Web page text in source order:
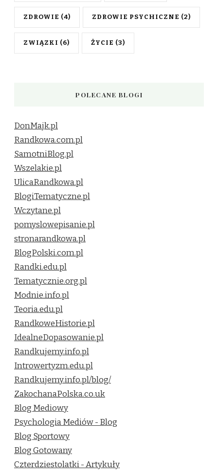
ZDROWIE (4) ZDROWIE PSYCHICZNE (2)
ZWIĄZKI (6) ŻYCIE (3)
POLECANE BLOGI
DonMajk.pl
Randkowa.com.pl
SamotniBlog.pl
Wszelakie.pl
UlicaRandkowa.pl
BlogiTematyczne.pl
Wczytane.pl
pomyslowepisanie.pl
stronarandkowa.pl
BlogPolski.com.pl
Randki.edu.pl
Tematycznie.org.pl
Modnie.info.pl
Teoria.edu.pl
RandkoweHistorie.pl
IdealneDopasowanie.pl
Randkujemy.info.pl
Introwertyzm.edu.pl
Randkujemy.info.pl/blog/
ZakochanaPolska.co.uk
Blog Mediowy
Psychologia Mediów - Blog
Blog Sportowy
Blog Gotowany
Czterdziestolatki - Artykuły